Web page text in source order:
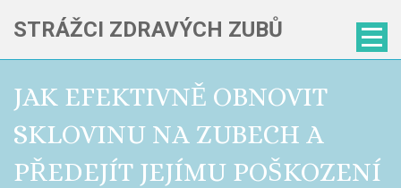
STRÁŽCI ZDRAVÝCH ZUBŮ
JAK EFEKTIVNĚ OBNOVIT
SKLOVINU NA ZUBECH A
PŘEDEJÍT JEJÍMU POŠKOZENÍ